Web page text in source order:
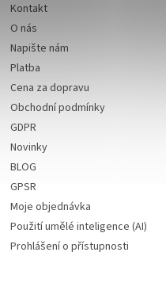
Kontakt
O nás
Napište nám
Platba
Cena za dopravu
Obchodní podmínky
GDPR
Novinky
BLOG
GPSR
Moje objednávka
Použití umělé inteligence (AI)
Prohlášení o přístupnosti